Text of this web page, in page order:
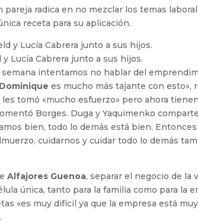
radica en no mezclar los temas
receta para su aplicación.
Lucía Cabrera junto a sus hijos.
intentamos no hablar del
Dominiquees mucho más tajante con esto»,
les tomó «mucho esfuerzo» pero ahora
Borges. Duga y Yaquimenko
bien, todo lo demás está bien.
cuidarnos y cuidar todo lo demás
Alfajores Guenoa, separar el negocio de la
única, tanto para la familia como para la
«es muy difícil ya que la empresa está